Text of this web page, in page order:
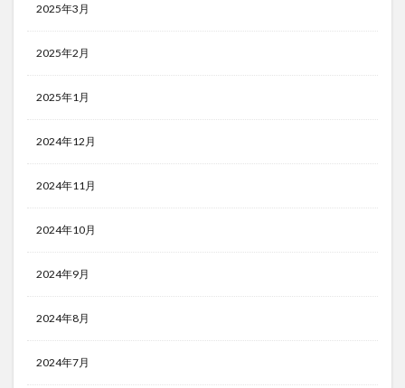
2025年3月
2025年2月
2025年1月
2024年12月
2024年11月
2024年10月
2024年9月
2024年8月
2024年7月